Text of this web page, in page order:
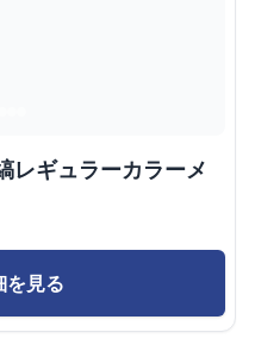
レギュラーカラーメ
を見る